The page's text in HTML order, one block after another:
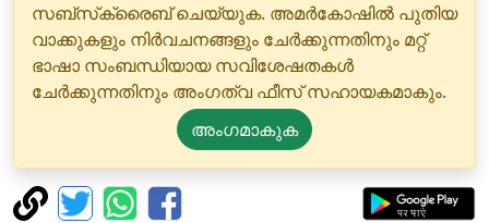
സബ്‌സ്‌ക്രൈബ് ചെയ്യുക. അമർകോഷിൽ പുതിയ
വാക്കുകളും നിർവചനങ്ങളും ചേർക്കുന്നതിനും മറ്റ്
ഭാഷാ സംബന്ധിയായ സവിശേഷതകൾ
ചേർക്കുന്നതിനും അംഗത്വ ഫീസ് സഹായകമാകും.
അംഗമാകുക